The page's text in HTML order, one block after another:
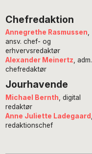
Chefredaktion
Annegrethe Rasmussen,
ansv. chef- og
erhvervsredaktør
Alexander Meinertz, adm.
chefredaktør
Jourhavende
Michael Bernth , digital
redaktør
Anne Juliette Ladegaard
redaktionschef